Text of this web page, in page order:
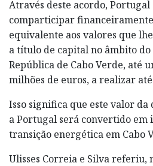
Através deste acordo,
comparticipar
equivalente aos valores que
a título de capital no âmbito
República de Cabo Verde, até
milhões de euros, a realizar até
Isso significa que este valor da
a Portugal será convertido em
transição energética em Cabo
Ulisses Correia e Silva referiu,